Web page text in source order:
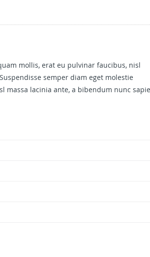
mollis, erat eu pulvinar faucibus, nisl
semper diam eget molestie
massa lacinia ante, a bibendum nunc